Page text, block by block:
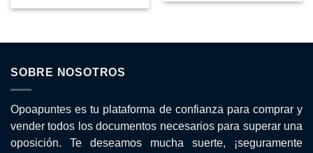
SOBRE NOSOTROS
Opoapuntes es tu plataforma de confianza para comprar y
vender todos los documentos necesarios para superar una
oposición. Te deseamos mucha suerte, ¡seguramente